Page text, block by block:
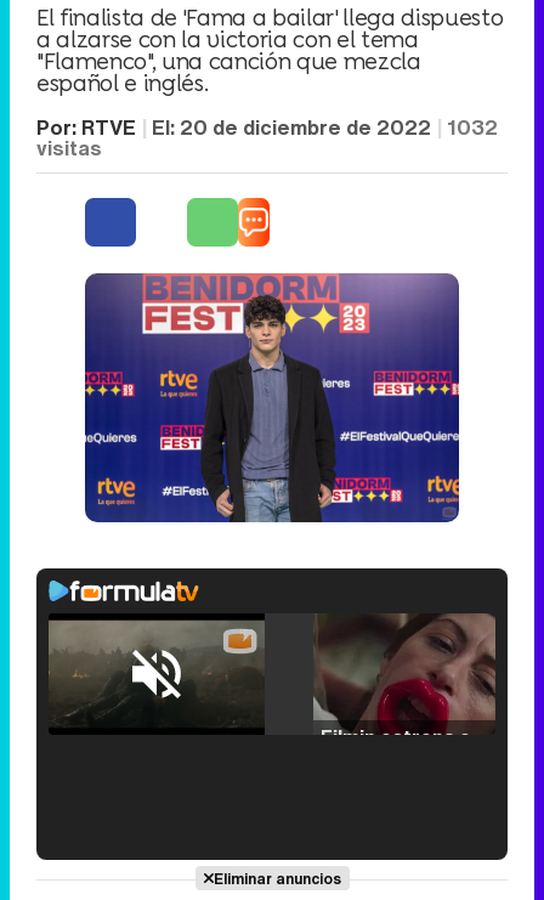
El finalista de 'Fama a bailar' llega dispuesto
a alzarse con la victoria con el tema
"Flamenco", una canción que mezcla
español e inglés.
Por: RTVE El: 20 de diciembre de 2022 1032
visitas
/
Loaded
25.30%
'120 Minutos' celebra sus 2.000 programas en Telemadrid con un vídeo del día a día en la redacción
Eliminar anuncios